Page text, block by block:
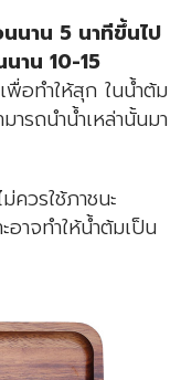
นาน 5 นาทีขึ้นไป
าน 10-15
พื่อทำให้สุก ในน้ำต้ม
ารถนำน้ำเหล่านั้นมา
รใช้ภาชนะ
อาจทำให้น้ำต้มเป็น